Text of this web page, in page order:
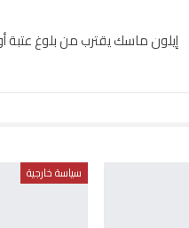
إيلون ماسك يقترب من بلوغ عتبة
سياسة خارجية